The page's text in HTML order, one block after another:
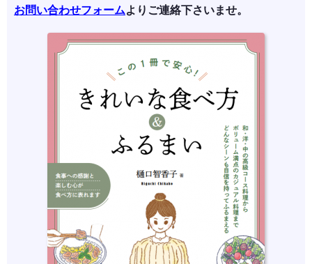
お問い合わせフォームよりご連絡下さいませ。